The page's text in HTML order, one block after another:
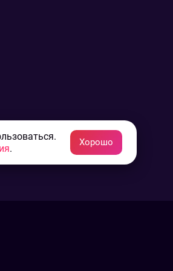
.
Хорошо